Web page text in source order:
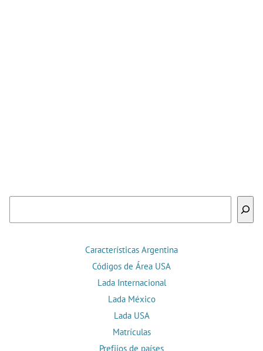
Características Argentina
Códigos de Área USA
Lada Internacional
Lada México
Lada USA
Matrículas
Prefijos de países